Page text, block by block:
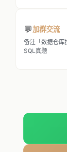
💬加群交流
备注「数据仓库
SQL真题